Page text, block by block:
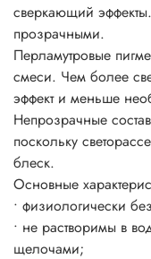
основы, лака,
Пропорции
эффекта, насколько
пигмента на
Блеск цвет и эффекты
использовании
состава.
сверкающий
прозрачными.
Перламутровые
смеси. Чем более
эффект и меньше
Непрозрачные
поскольку
блеск.
Основные
• физиологически
• не растворимы в
щелочами;